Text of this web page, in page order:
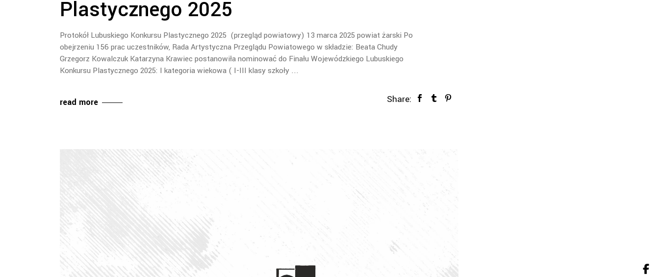
Plastycznego 2025
Protokół Lubuskiego Konkursu Plastycznego 2025 (przegląd powiatowy) 13 marca 2025 powiat żarski Po
obejrzeniu 156 prac uczestników, Rada Artystyczna Przeglądu Powiatowego w składzie: Beata Chudy
Grzegorz Kowalczuk Katarzyna Krawiec postanowiła nominować do Finału Wojewódzkiego Lubuskiego
Konkursu Plastycznego 2025: I kategoria wiekowa ( I-III klasy szkoły
read more Share: